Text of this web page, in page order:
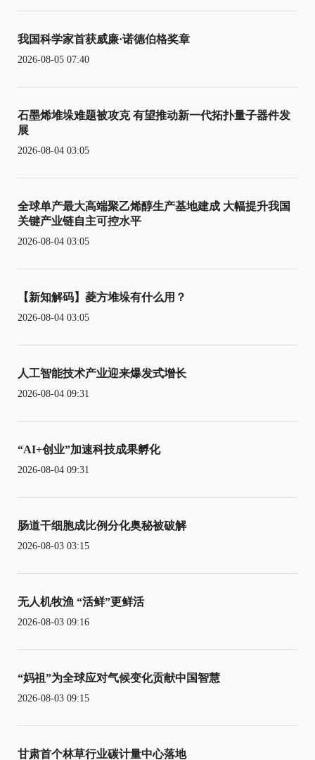
我国科学家首获威廉·诺德伯格奖章
2026-08-05 07:40
石墨烯堆垛难题被攻克 有望推动新一代拓扑量子器件发
展
2026-08-04 03:05
全球单产最大高端聚乙烯醇生产基地建成 大幅提升我国
关键产业链自主可控水平
2026-08-04 03:05
【新知解码】菱方堆垛有什么用？
2026-08-04 03:05
人工智能技术产业迎来爆发式增长
2026-08-04 09:31
“AI+创业”加速科技成果孵化
2026-08-04 09:31
肠道干细胞成比例分化奥秘被破解
2026-08-03 03:15
无人机牧渔 “活鲜”更鲜活
2026-08-03 09:16
“妈祖”为全球应对气候变化贡献中国智慧
2026-08-03 09:15
甘肃首个林草行业碳计量中心落地